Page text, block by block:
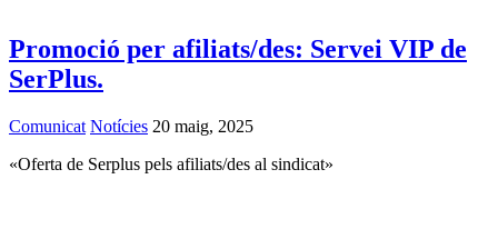
Promoció per afiliats/des: Servei VIP de
SerPlus.
Comunicat Notícies 20 maig, 2025
«Oferta de Serplus pels afiliats/des al sindicat»